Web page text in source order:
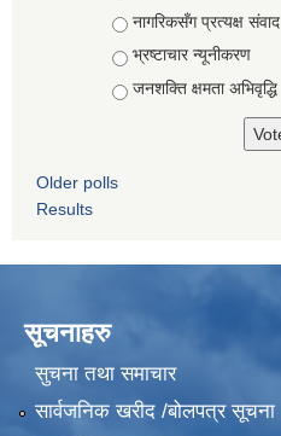
नागरिकसँग प्रत्यक्ष संवाद
भ्रष्टाचार न्यूनीकरण
जनशक्ति क्षमता अभिवृद्धि
Older polls
Results
सूचनाहरु
सुचना तथा समाचार
सार्वजनिक खरीद /बोलपत्र सूचना